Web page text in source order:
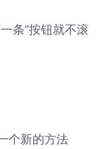
条”按钮就不滚
个新的方法